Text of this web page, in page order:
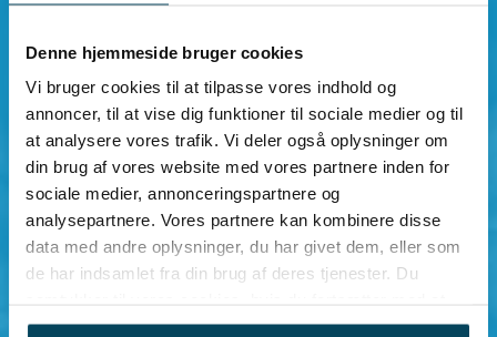
Denne hjemmeside bruger cookies
Vi bruger cookies til at tilpasse vores indhold og
annoncer, til at vise dig funktioner til sociale medier og til
at analysere vores trafik. Vi deler også oplysninger om
din brug af vores website med vores partnere inden for
sociale medier, annonceringspartnere og
analysepartnere. Vores partnere kan kombinere disse
data med andre oplysninger, du har givet dem, eller som
de har indsamlet fra din brug af deres tjenester. Du
anvende vores hjemmeside.